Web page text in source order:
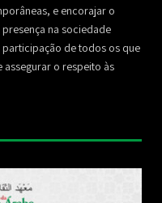
e encorajar o
na sociedade
participação de todos os que
o respeito às